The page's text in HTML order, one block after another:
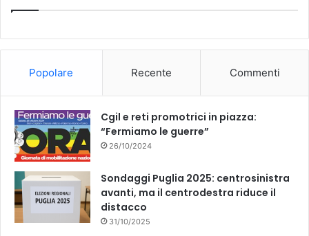
k
Popolare Recente Commenti
Cgil e reti promotrici in piazza:
“Fermiamo le guerre”
26/10/2024
Sondaggi Puglia 2025: centrosinistra
avanti, ma il centrodestra riduce il
distacco
31/10/2025